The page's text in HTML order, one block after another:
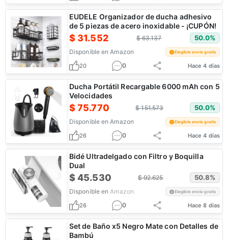
EUDELE Organizador de ducha adhesivo
de 5 piezas de acero inoxidable - ¡CUPÓN!
$ 31.552 $63.137 50.0%
Disponible en Amazon Elegible envío gratis
20 0 Hace 4 días
Ducha Portátil Recargable 6000 mAh con 5
Velocidades
$75.770 $151.573 50.0%
Disponible en Amazon Elegible envío gratis
26 0 Hace 4 días
Bidé Ultradelgado con Filtro y Boquilla
Dual
$45.530 $92.625 50.8%
Disponible en Amazon Elegible envío gratis
26 0 Hace 8 días
Set de Baño x5 Negro Mate con Detalles de
Bambú